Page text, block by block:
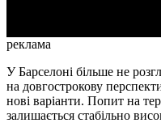
реклама
У Барселоні більше не
на довгострокову
нові варіанти. Попит на
залишається стабільно